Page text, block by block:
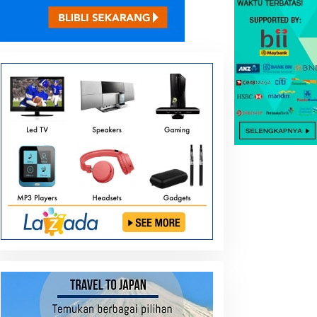
Limolang Serap Aspirasi Warga
31, 2025